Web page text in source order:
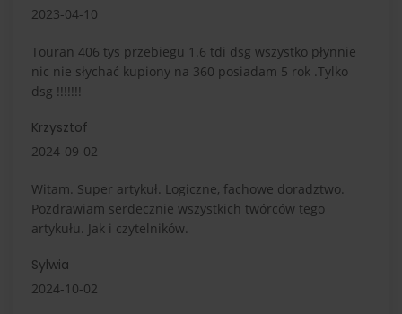
2023-04-10
Touran 406 tys przebiegu 1.6 tdi dsg wszystko płynnie
nic nie słychać kupiony na 360 posiadam 5 rok .Tylko
dsg !!!!!!!
Krzysztof
2024-09-02
Witam. Super artykuł. Logiczne, fachowe doradztwo.
Pozdrawiam serdecznie wszystkich twórców tego
artykułu. Jak i czytelników.
Sylwia
2024-10-02